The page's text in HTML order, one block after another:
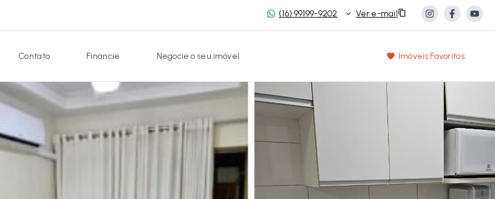
(16) 99199-9202 Ver e-mail
Contato Financie Negocie o seu imóvel Imóveis Favoritos